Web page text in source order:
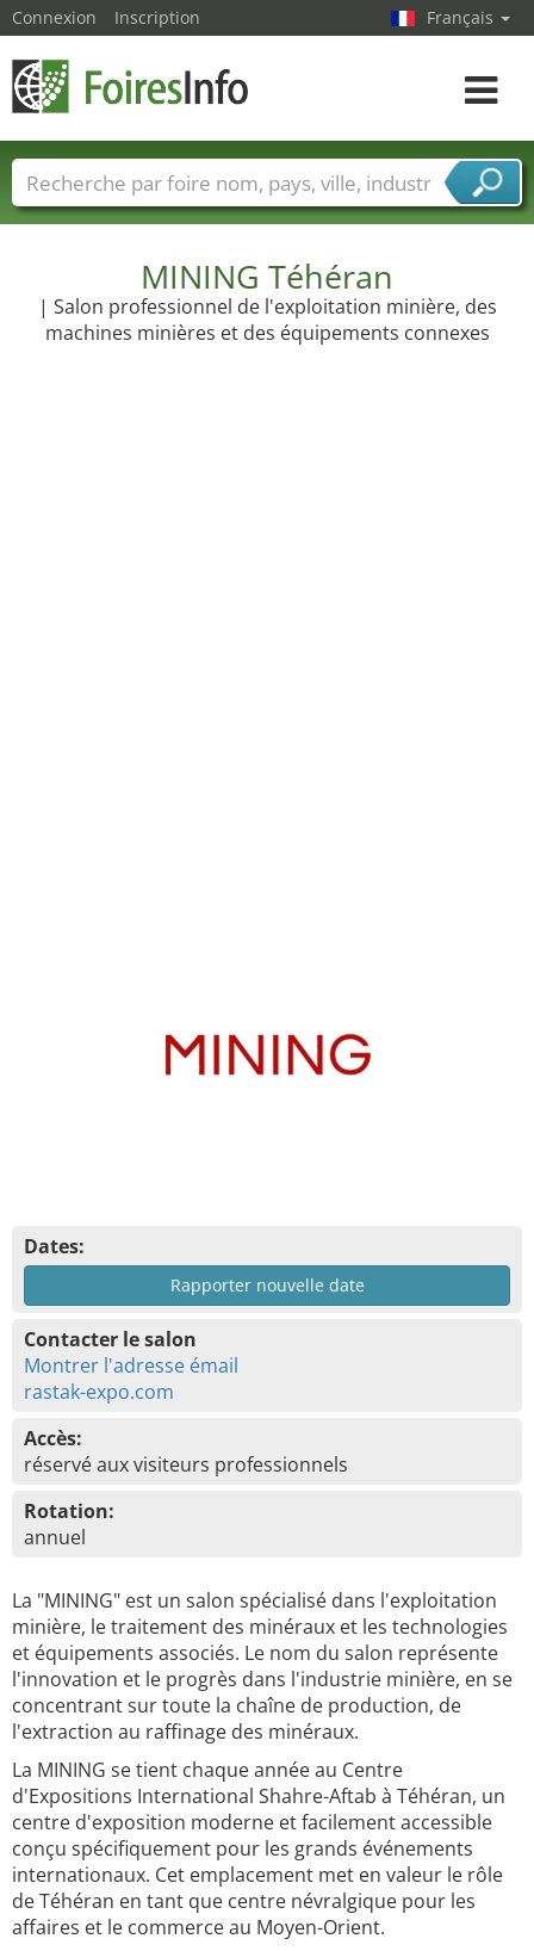
MINING Téhéran
| Salon professionnel de l'exploitation minière, des
machines minières et des équipements connexes
Dates:
Rapporter nouvelle date
Contacter le salon
Montrer l'adresse émail
rastak-expo.com
Accès:
réservé aux visiteurs professionnels
Rotation:
annuel
La "MINING" est un salon spécialisé dans l'exploitation
minière, le traitement des minéraux et les technologies
et équipements associés. Le nom du salon représente
l'innovation et le progrès dans l'industrie minière, en se
concentrant sur toute la chaîne de production, de
l'extraction au raffinage des minéraux.
La MINING se tient chaque année au Centre
d'Expositions International Shahre-Aftab à Téhéran, un
centre d'exposition moderne et facilement accessible
conçu spécifiquement pour les grands événements
internationaux. Cet emplacement met en valeur le rôle
de Téhéran en tant que centre névralgique pour les
affaires et le commerce au Moyen-Orient.
Connexion Inscription Français
Toggle
Foire noms Pays Villes
Secteurs de foire